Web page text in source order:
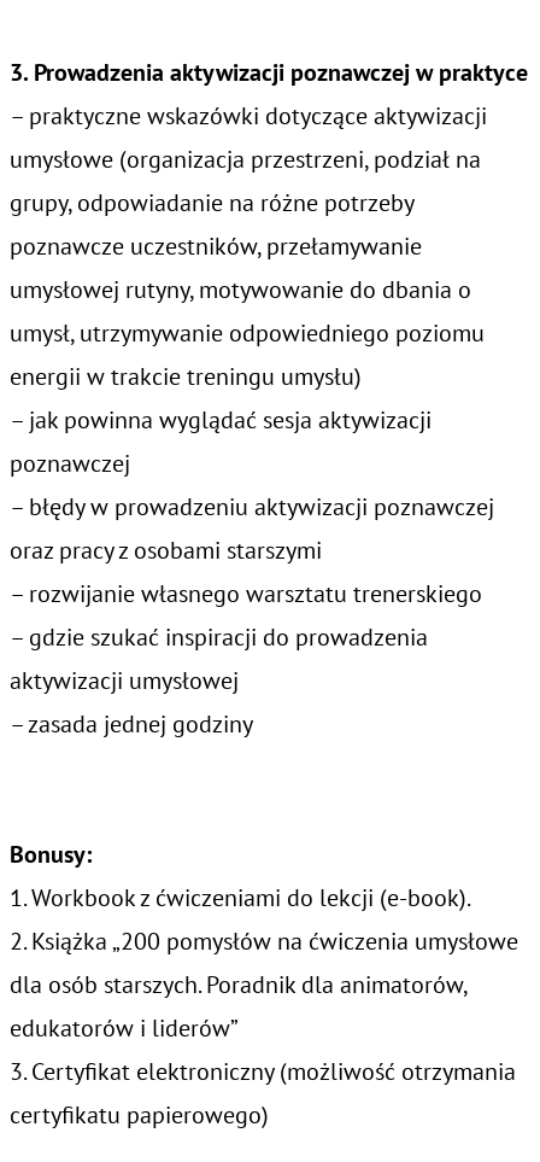
3. Prowadzenia aktywizacji poznawczej w praktyce
– praktyczne wskazówki dotyczące aktywizacji
umysłowe (organizacja przestrzeni, podział na
grupy, odpowiadanie na różne potrzeby
poznawcze uczestników, przełamywanie
umysłowej rutyny, motywowanie do dbania o
umysł, utrzymywanie odpowiedniego poziomu
energii w trakcie treningu umysłu)
– jak powinna wyglądać sesja aktywizacji
poznawczej
– błędy w prowadzeniu aktywizacji poznawczej
oraz pracy z osobami starszymi
– rozwijanie własnego warsztatu trenerskiego
– gdzie szukać inspiracji do prowadzenia
aktywizacji umysłowej
– zasada jednej godziny
Bonusy:
1. Workbook z ćwiczeniami do lekcji (e-book).
2. Książka „200 pomysłów na ćwiczenia umysłowe
dla osób starszych. Poradnik dla animatorów,
edukatorów i liderów”
3. Certyfikat elektroniczny (możliwość otrzymania
certyfikatu papierowego)